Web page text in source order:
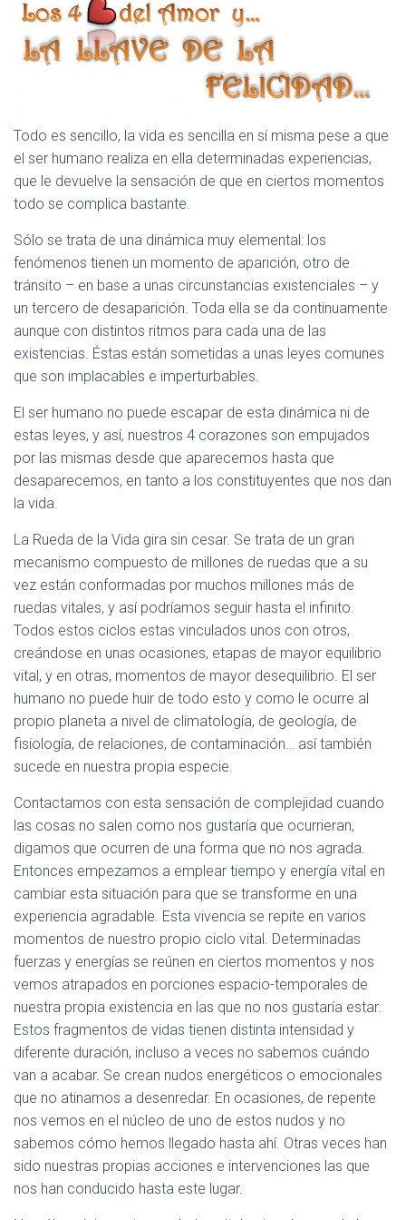
Todo es sencillo, la vida es sencilla en sí misma pese a que
el ser humano realiza en ella determinadas experiencias,
que le devuelve la sensación de que en ciertos momentos
todo se complica bastante.
Sólo se trata de una dinámica muy elemental: los
fenómenos tienen un momento de aparición, otro de
tránsito – en base a unas circunstancias existenciales – y
un tercero de desaparición. Toda ella se da continuamente
aunque con distintos ritmos para cada una de las
existencias. Éstas están sometidas a unas leyes comunes
que son implacables e imperturbables.
El ser humano no puede escapar de esta dinámica ni de
estas leyes, y así, nuestros 4 corazones son empujados
por las mismas desde que aparecemos hasta que
desaparecemos, en tanto a los constituyentes que nos dan
la vida.
La Rueda de la Vida gira sin cesar. Se trata de un gran
mecanismo compuesto de millones de ruedas que a su
vez están conformadas por muchos millones más de
ruedas vitales, y así podríamos seguir hasta el infinito.
Todos estos ciclos estas vinculados unos con otros,
creándose en unas ocasiones, etapas de mayor equilibrio
vital, y en otras, momentos de mayor desequilibrio. El ser
humano no puede huir de todo esto y como le ocurre al
propio planeta a nivel de climatología, de geología, de
fisiología, de relaciones, de contaminación… así también
sucede en nuestra propia especie.
Contactamos con esta sensación de complejidad cuando
las cosas no salen como nos gustaría que ocurrieran,
digamos que ocurren de una forma que no nos agrada.
Entonces empezamos a emplear tiempo y energía vital en
cambiar esta situación para que se transforme en una
experiencia agradable. Esta vivencia se repite en varios
momentos de nuestro propio ciclo vital. Determinadas
fuerzas y energías se reúnen en ciertos momentos y nos
vemos atrapados en porciones espacio-temporales de
nuestra propia existencia en las que no nos gustaría estar.
Estos fragmentos de vidas tienen distinta intensidad y
diferente duración, incluso a veces no sabemos cuándo
van a acabar. Se crean nudos energéticos o emocionales
que no atinamos a desenredar. En ocasiones, de repente
nos vemos en el núcleo de uno de estos nudos y no
sabemos cómo hemos llegado hasta ahí. Otras veces han
sido nuestras propias acciones e intervenciones las que
nos han conducido hasta este lugar.